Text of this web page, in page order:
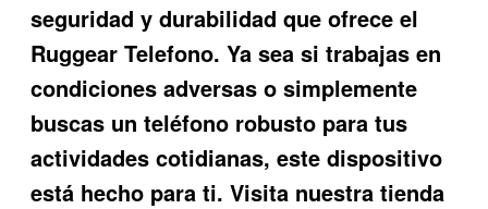
seguridad y durabilidad que ofrece el
Ruggear Telefono. Ya sea si trabajas en
condiciones adversas o simplemente
buscas un teléfono robusto para tus
actividades cotidianas, este dispositivo
está hecho para ti. Visita nuestra tienda